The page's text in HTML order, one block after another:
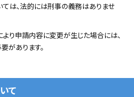
ては、法的には刑事の義務はありませ
り申請内容に変更が生じた場合には、
があります。
て